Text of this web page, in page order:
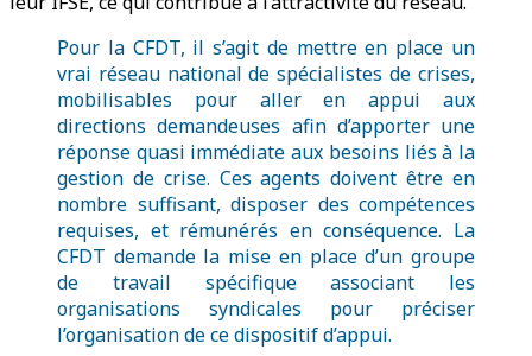
Pour la CFDT, il s’agit de mettre en place un
vrai réseau national de spécialistes de crises,
mobilisables pour aller en appui aux
directions demandeuses afin d’apporter une
réponse quasi immédiate aux besoins liés à la
gestion de crise. Ces agents doivent être en
nombre suffisant, disposer des compétences
requises, et rémunérés en conséquence. La
CFDT demande la mise en place d’un groupe
de travail spécifique associant les
organisations syndicales pour préciser
l’organisation de ce dispositif d’appui.